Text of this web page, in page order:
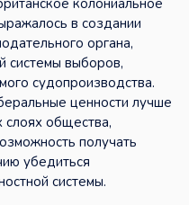
колониальное
в создании
органа,
системы выборов,
судопроизводства.
ценности лучше
слоях общества,
получать
убедиться
системы.